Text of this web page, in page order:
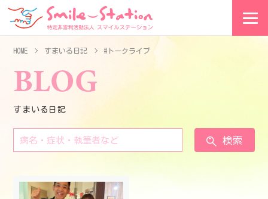
HOME すまいる日記 #トークライブ
BLOG
すまいる日記
検索